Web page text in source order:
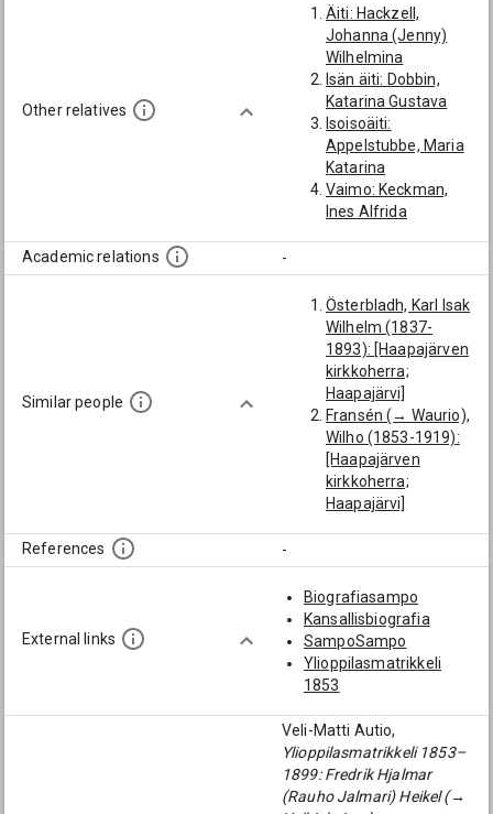
Isosetä: Heikel, Karl
Johan
Isän isä: Heikel, Pehr
Samuel
Isoisoisä: Heikel,
Samuel
Serkku: Heikel (av
Hammarström),
Sofia Gertrud
Serkku: Heikel (→
Heikinheimo), Pekka
Jonatan
Veli: Heikel (→
Heikinheimo), Pehr
Robert Mathias
Veli: Heikel (→
Heikinheimo), Assar
(Assari) Mikael
Veli: Heikel, Alfred
Johannes
Other relatives
Äiti: Hackzell,
Johanna (Jenny)
Wilhelmina
Isän äiti: Dobbin,
Katarina Gustava
Isoisoäiti:
Appelstubbe, Maria
Katarina
Vaimo: Keckman,
Ines Alfrida
Academic relations -
Similar people
Österbladh, Karl Isak
Wilhelm (1837-
1893): [Haapajärven
kirkkoherra;
Haapajärvi]
Fransén (→ Waurio),
Wilho (1853-1919):
[Haapajärven
kirkkoherra;
Haapajärvi]
[Haapajärven
kirkkoherra;
Haapajärvi]
Holmström, Adolf
(1860-1919): [Yo
Uleåborgs lyc.;
Uleåborgs lyceum]
Heikel (→
Heikinheimo), Assar
(Assari) Mikael
References -
External links
Biografiasampo
Kansallisbiografia
SampoSampo
Ylioppilasmatrikkeli
1853
Veli-Matti Autio,
Ylioppilasmatrikkeli 1853–
1899: Fredrik Hjalmar
(Rauho Jalmari) Heikel (→